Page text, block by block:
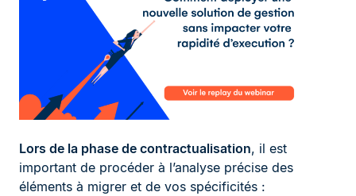
Lors de la phase de contractualisation, il est
important de procéder à l’analyse précise des
éléments à migrer et de vos spécificités :